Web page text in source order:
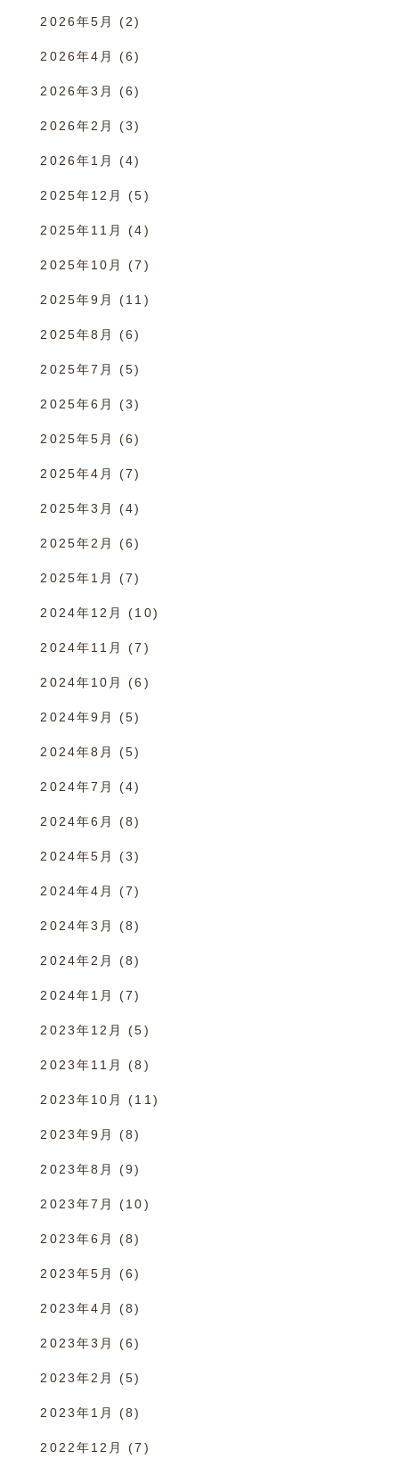
2026年5月 (2)
2026年4月 (6)
2026年3月 (6)
2026年2月 (3)
2026年1月 (4)
2025年12月 (5)
2025年11月 (4)
2025年10月 (7)
2025年9月 (11)
2025年8月 (6)
2025年7月 (5)
2025年6月 (3)
2025年5月 (6)
2025年4月 (7)
2025年3月 (4)
2025年2月 (6)
2025年1月 (7)
2024年12月 (10)
2024年11月 (7)
2024年10月 (6)
2024年9月 (5)
2024年8月 (5)
2024年7月 (4)
2024年6月 (8)
2024年5月 (3)
2024年4月 (7)
2024年3月 (8)
2024年2月 (8)
2024年1月 (7)
2023年12月 (5)
2023年11月 (8)
2023年10月 (11)
2023年9月 (8)
2023年8月 (9)
2023年7月 (10)
2023年6月 (8)
2023年5月 (6)
2023年4月 (8)
2023年3月 (6)
2023年2月 (5)
2023年1月 (8)
2022年12月 (7)